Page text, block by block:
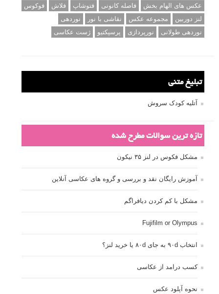
عکس های الهام بخش
فاصله کانونی فتوشاپ فلاش
فوکوس
لنز دوربین
مجموعه عکس نقاشی با نور
نوردهی
نوردهی طولانی
نورپردازی پرسپکتیو ژست عکاسی
تبلیغ متنی
آتلیه کودک سروش
تازه ترین سوالات مطرح شده
مشکل فکوس در لنز ۳۵ نیکون
آموزش رایگان نقد و بررسی و گروه های عکاسی آنلاین
مشکل با کم کردن دیافراگم
Fujifilm or Olympus
انتخاب ۹۰d به جای ۸۰d یا خرید لنز؟
کسب درامد از عکاسی
نحوه آپلود عکس